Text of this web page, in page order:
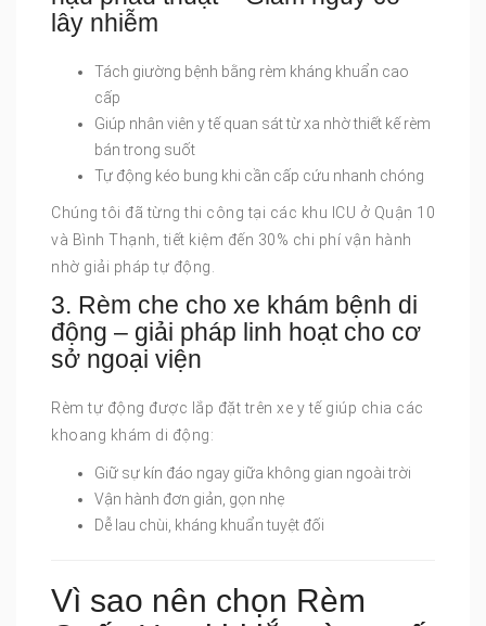
lây nhiễm
Tách giường bệnh bằng rèm kháng khuẩn cao
cấp
Giúp nhân viên y tế quan sát từ xa nhờ thiết kế rèm
bán trong suốt
Tự động kéo bung khi cần cấp cứu nhanh chóng
Chúng tôi đã từng thi công tại các khu ICU ở Quận 10
và Bình Thạnh, tiết kiệm đến 30% chi phí vận hành
nhờ giải pháp tự động.
3. Rèm che cho xe khám bệnh di
động – giải pháp linh hoạt cho cơ
sở ngoại viện
Rèm tự động được lắp đặt trên xe y tế giúp chia các
khoang khám di động:
Giữ sự kín đáo ngay giữa không gian ngoài trời
Vận hành đơn giản, gọn nhẹ
Dễ lau chùi, kháng khuẩn tuyệt đối
Vì sao nên chọn Rèm